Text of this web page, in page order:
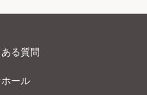
る質問
ール